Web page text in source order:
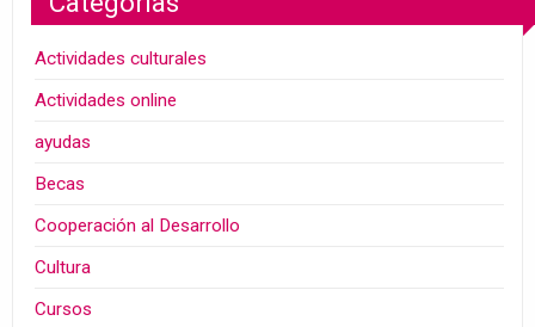
Actividades culturales
Actividades online
ayudas
Becas
Cooperación al Desarrollo
Cultura
Cursos